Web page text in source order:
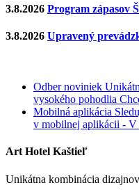
3.8.2026 Program zápasov
3.8.2026 Upravený
Odber noviniek
vysokého pohodlia
Mobilná aplikácia
v mobilnej aplikácii -
Art Hotel Kaštieľ
Unikátna kombinácia